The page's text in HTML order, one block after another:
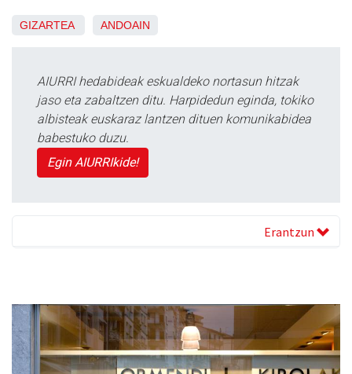
GIZARTEA ANDOAIN
AIURRI hedabideak eskualdeko nortasun hitzak
jaso eta zabaltzen ditu. Harpidedun eginda, tokiko
albisteak euskaraz lantzen dituen komunikabidea
babestuko duzu.
Egin AIURRIkide!
Erantzun